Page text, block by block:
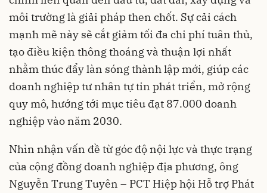
môi trường là giải pháp then chốt. Sự cải cách
mạnh mẽ này sẽ cắt giảm tối đa chi phí tuân thủ,
tạo điều kiện thông thoáng và thuận lợi nhất
nhằm thúc đẩy làn sóng thành lập mới, giúp các
doanh nghiệp tư nhân tự tin phát triển, mở rộng
quy mô, hướng tới mục tiêu đạt 87.000 doanh
nghiệp vào năm 2030.
Nhìn nhận vấn đề từ góc độ nội lực và thực trạng
của cộng đồng doanh nghiệp địa phương, ông
Nguyễn Trung Tuyên – PCT Hiệp hội Hỗ trợ Phát